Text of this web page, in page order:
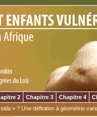
2 Chapitre 3 Chapitre 4
» ? Une définition à géométrie